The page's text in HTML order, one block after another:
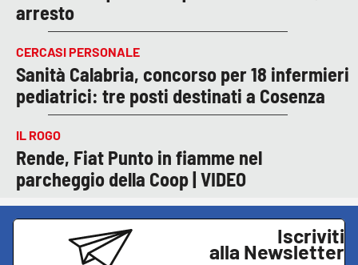
arresto
CERCASI PERSONALE
Sanità Calabria, concorso per 18 infermieri
pediatrici: tre posti destinati a Cosenza
IL ROGO
Rende, Fiat Punto in fiamme nel
parcheggio della Coop | VIDEO
Iscriviti
alla Newsletter